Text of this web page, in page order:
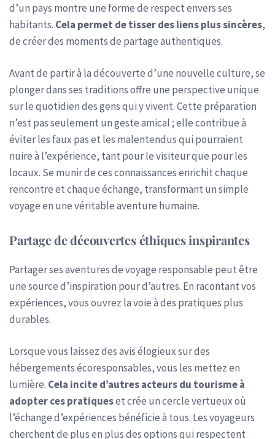
d’un pays montre une forme de respect envers ses
habitants. Cela permet de tisser des liens plus sincères,
de créer des moments de partage authentiques.
Avant de partir à la découverte d’une nouvelle culture, se
plonger dans ses traditions offre une perspective unique
sur le quotidien des gens qui y vivent. Cette préparation
n’est pas seulement un geste amical ; elle contribue à
éviter les faux pas et les malentendus qui pourraient
nuire à l’expérience, tant pour le visiteur que pour les
locaux. Se munir de ces connaissances enrichit chaque
rencontre et chaque échange, transformant un simple
voyage en une véritable aventure humaine.
Partage de découvertes éthiques inspirantes
Partager ses aventures de voyage responsable peut être
une source d’inspiration pour d’autres. En racontant vos
expériences, vous ouvrez la voie à des pratiques plus
durables.
Lorsque vous laissez des avis élogieux sur des
hébergements écoresponsables, vous les mettez en
lumière. Cela incite d’autres acteurs du tourisme à
adopter ces pratiqueset crée un cercle vertueux où
l’échange d’expériences bénéficie à tous. Les voyageurs
cherchent de plus en plus des options qui respectent